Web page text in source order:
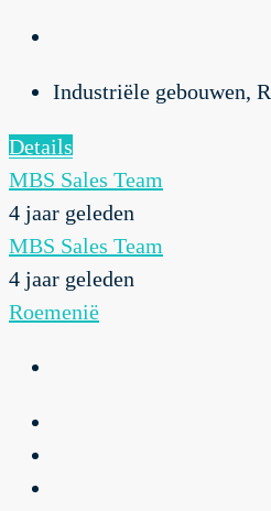
Industriële gebouwen,
Details
MBS Sales Team
4 jaar geleden
MBS Sales Team
4 jaar geleden
Roemenië